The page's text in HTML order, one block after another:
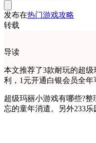
发布在热门游戏攻略
转载
导读
本文推荐了3款耐玩的超
利，1元开通白银会员全年
超级玛丽小游戏有哪些?